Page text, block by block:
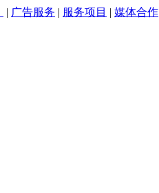
| 广告服务 | 服务项目 | 媒体合作